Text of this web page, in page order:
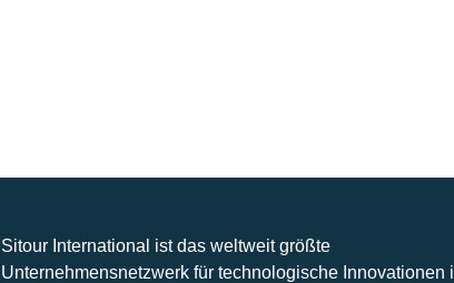
Sitour International ist das weltweit größte
Unternehmensnetzwerk für technologische Innovationen